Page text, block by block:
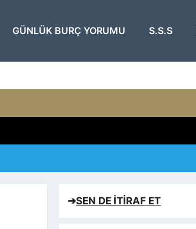
GÜNLÜK BURÇ YORUMU S.S.S
➔SEN DE İTİRAF ET